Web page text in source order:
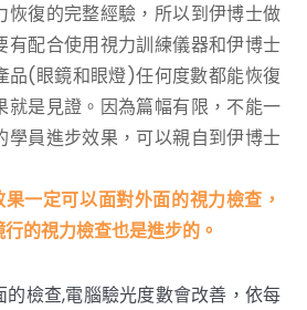
恢復的完整經驗，所以到伊博士做
有配合使用視力訓練儀器和伊博士
品(眼鏡和眼燈)任何度數都能恢復
就是見證。因為篇幅有限，不能一
學員進步效果，可以親自到伊博士
一定可以面對外面的視力檢查，
的視力檢查也是進步的。
檢查,電腦驗光度數會改善，依每